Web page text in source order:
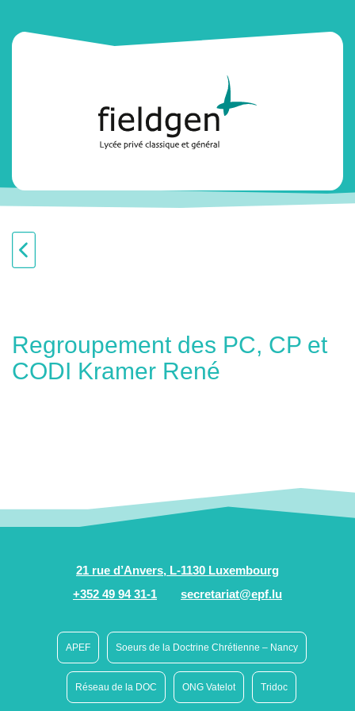
Regroupement des PC, CP et
CODI Kramer René
21 rue d’Anvers, L-1130 Luxembourg
+352 49 94 31-1
secretariat@epf.lu
APEF Soeurs de la Doctrine Chrétienne – Nancy
Réseau de la DOC ONG Vatelot Tridoc